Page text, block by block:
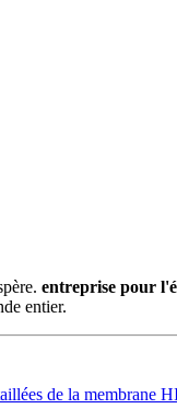
entreprise pour
entier.